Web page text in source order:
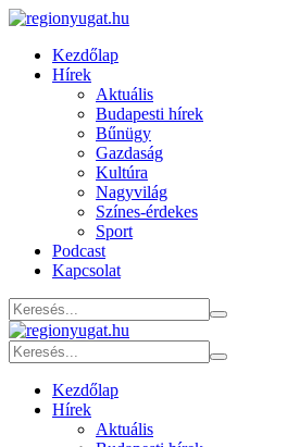
Kezdőlap
Hírek
Aktuális
Budapesti hírek
Bűnügy
Gazdaság
Kultúra
Nagyvilág
Színes-érdekes
Sport
Podcast
Kapcsolat
Kezdőlap
Hírek
Aktuális